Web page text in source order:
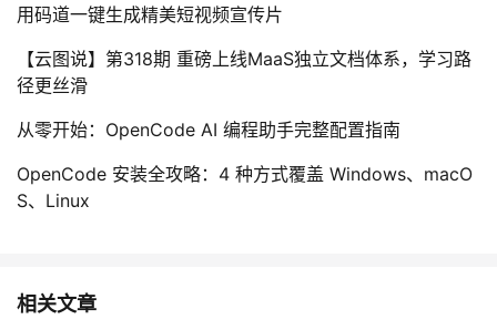
用码道一键生成精美短视频宣传片
【云图说】第318期 重磅上线MaaS独立文档体系，学习路
径更丝滑
从零开始：OpenCode AI 编程助手完整配置指南
OpenCode 安装全攻略：4 种方式覆盖 Windows、macO
S、Linux
相关文章